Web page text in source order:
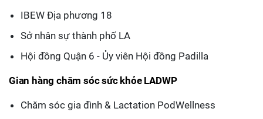
IBEW Địa phương 18
Sở nhân sự thành phố LA
Hội đồng Quận 6 - Ủy viên Hội đồng Padilla
Gian hàng chăm sóc sức khỏe LADWP
Chăm sóc gia đình & Lactation PodWellness